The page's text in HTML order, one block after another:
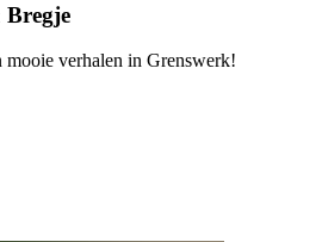
mooie verhalen in Grenswerk!